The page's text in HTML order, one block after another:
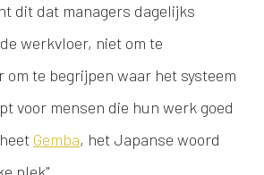
dit dat managers dagelijks
werkvloer, niet om te
om te begrijpen waar het systeem
voor mensen die hun werk goed
Gemba, het Japanse woord